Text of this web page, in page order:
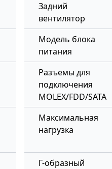
Задний
вентилятор
Модель блока
питания
Разъемы для
подключения
MOLEX/FDD/SATA
Максимальная
нагрузка
Г-образный